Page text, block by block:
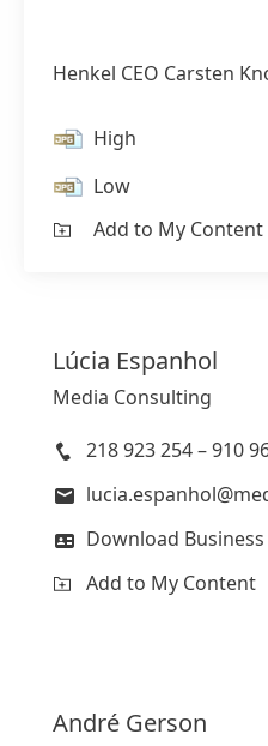
Henkel CEO Carsten
High
Low
Add to My Content
Lúcia Espanhol
Media Consulting
218 923 254 – 910
Download Business
Add to My Content
André Gerson